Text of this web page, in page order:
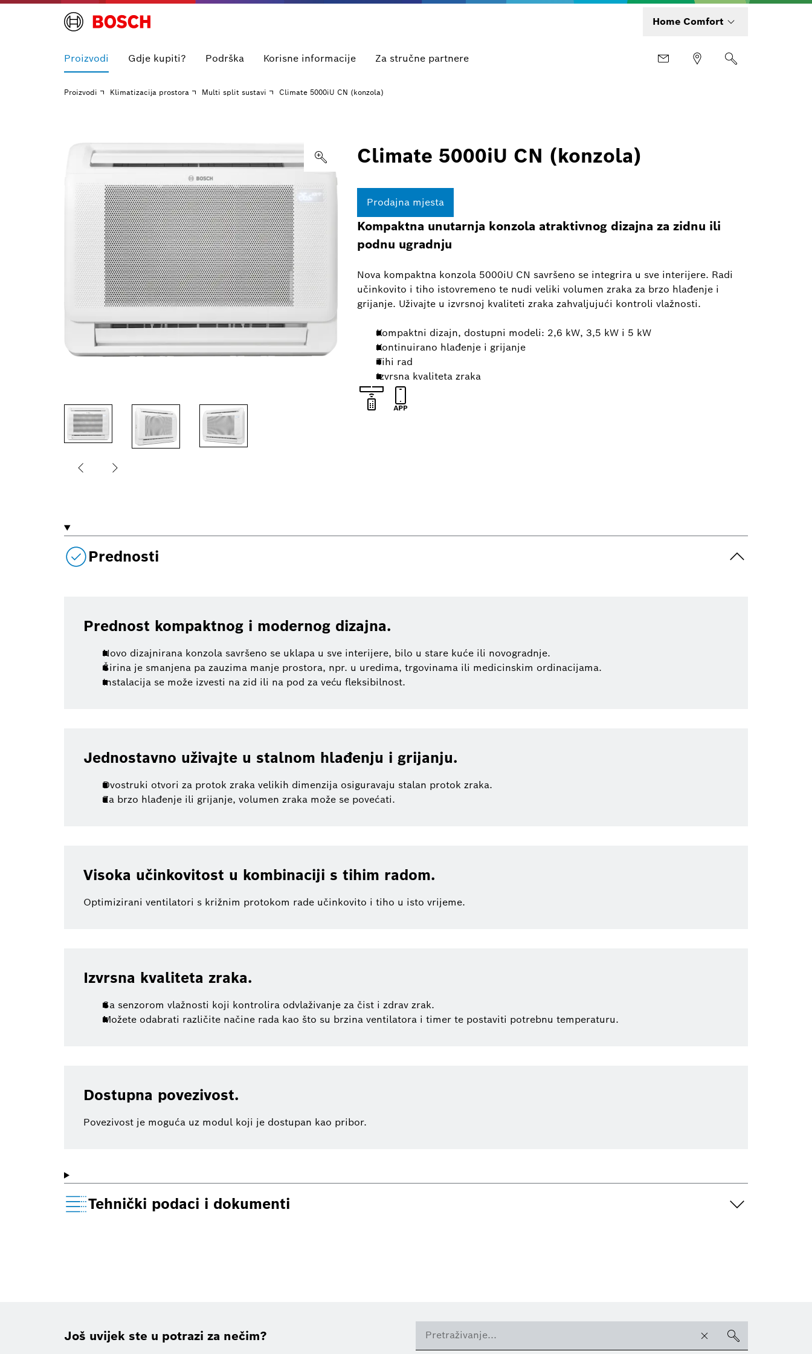
Home Comfort
Proizvodi Gdje kupiti? Podrška Korisne informacije Za stručne partnere
Proizvodi Klimatizacija prostora Multi split sustavi Climate 5000iU CN (konzola)
Climate 5000iU CN (konzola)
Prodajna mjesta
Kompaktna unutarnja konzola atraktivnog dizajna za zidnu ili
podnu ugradnju
Nova kompaktna konzola 5000iU CN savršeno se integrira u sve interijere. Radi
učinkovito i tiho istovremeno te nudi veliki volumen zraka za brzo hlađenje i
grijanje. Uživajte u izvrsnoj kvaliteti zraka zahvaljujući kontroli vlažnosti.
Kompaktni dizajn, dostupni modeli: 2,6 kW, 3,5 kW i 5 kW
Kontinuirano hlađenje i grijanje
Tihi rad
Izvrsna kvaliteta zraka
Prednosti
Prednost kompaktnog i modernog dizajna.
Novo dizajnirana konzola savršeno se uklapa u sve interijere, bilo u stare kuće ili novogradnje.
Širina je smanjena pa zauzima manje prostora, npr. u uredima, trgovinama ili medicinskim ordinacijama.
Instalacija se može izvesti na zid ili na pod za veću fleksibilnost.
Jednostavno uživajte u stalnom hlađenju i grijanju.
Dvostruki otvori za protok zraka velikih dimenzija osiguravaju stalan protok zraka.
Za brzo hlađenje ili grijanje, volumen zraka može se povećati.
Visoka učinkovitost u kombinaciji s tihim radom.
Optimizirani ventilatori s križnim protokom rade učinkovito i tiho u isto vrijeme.
Izvrsna kvaliteta zraka.
Sa senzorom vlažnosti koji kontrolira odvlaživanje za čist i zdrav zrak.
Možete odabrati različite načine rada kao što su brzina ventilatora i timer te postaviti potrebnu temperaturu.
Dostupna povezivost.
Povezivost je moguća uz modul koji je dostupan kao pribor.
Tehnički podaci i dokumenti
Još uvijek ste u potrazi za nečim?